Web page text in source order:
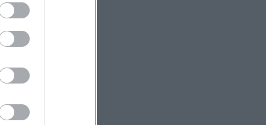
στην Πολωνία
Χωρίς ενεργό μέτωπο η φωτιά στο
Στεφάνι Κορινθίας
για την απασχόληση - Άνοδος 16% για
Airbnb
Cloudflare: Άλμα 12% της μετοχής
μετά την αναβάθμιση του guidance